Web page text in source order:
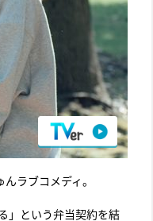
ラブコメディ。
」という弁当契約を結